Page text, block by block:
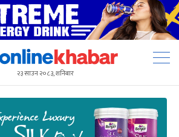
२३ साउन २०८३, शनिबार